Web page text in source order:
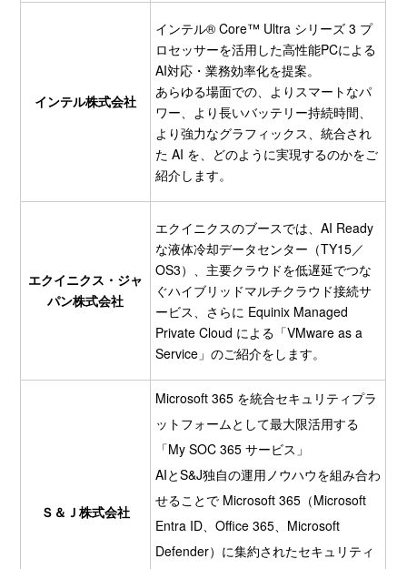
インテル株式会社
インテル® Core™ Ultra シリーズ 3 プ
ロセッサーを活用した高性能PCによる
AI対応・業務効率化を提案。
あらゆる場面での、よりスマートなパ
ワー、より長いバッテリー持続時間、
より強力なグラフィックス、統合され
た AI を、どのように実現するのかをご
紹介します。
エクイニクス・ジャ
パン株式会社
エクイニクスのブースでは、AI Ready
な液体冷却データセンター（TY15／
OS3）、主要クラウドを低遅延でつな
ぐハイブリッドマルチクラウド接続サ
ービス、さらに Equinix Managed
Private Cloud による「VMware as a
Service」のご紹介をします。
Ｓ＆Ｊ株式会社
Microsoft 365 を統合セキュリティプラ
ットフォームとして最大限活用する
「My SOC 365 サービス」
AIとS&J独自の運用ノウハウを組み合わ
せることで Microsoft 365（Microsoft
Entra ID、Office 365、Microsoft
Defender）に集約されたセキュリティ